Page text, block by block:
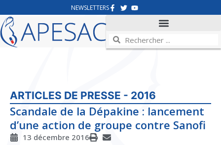
NEWSLETTERS
ARTICLES DE PRESSE - 2016
Scandale de la Dépakine : lancement
d’une action de groupe contre Sanofi
13 décembre 2016